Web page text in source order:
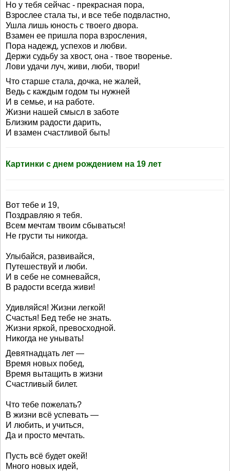
Hо у тебя сейчас - прекрасная пора,
Взрослее стала ты, и все тебе подвластно,
Ушла лишь юность с твоего двора.
Взамен ее пришла пора взросления,
Пора надежд, успехов и любви.
Держи судьбу за хвост, она - твое творенье.
Лови удачи луч, живи, люби, твори!
Что старше стала, дочка, не жалей,
Ведь с каждым годом ты нужней
И в семье, и на работе.
Жизни нашей смысл в заботе
Близким радости дарить,
И взамен счастливой быть!
Картинки с днем рождением на 19 лет
Вот тебе и 19,
Поздравляю я тебя.
Всем мечтам твоим сбываться!
Не грусти ты никогда.
Улыбайся, развивайся,
Путешествуй и люби.
И в себе не сомневайся,
В радости всегда живи!
Удивляйся! Жизни легкой!
Счастья! Бед тебе не знать.
Жизни яркой, превосходной.
Никогда не унывать!
Девятнадцать лет —
Время новых побед,
Время вытащить в жизни
Счастливый билет.
Что тебе пожелать?
В жизни всё успевать —
И любить, и учиться,
Да и просто мечтать.
Пусть всё будет окей!
Много новых идей,